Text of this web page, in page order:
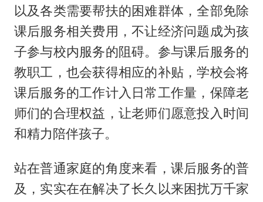
以及各类需要帮扶的困难群体，全部免除
课后服务相关费用，不让经济问题成为孩
子参与校内服务的阻碍。参与课后服务的
教职工，也会获得相应的补贴，学校会将
课后服务的工作计入日常工作量，保障老
师们的合理权益，让老师们愿意投入时间
和精力陪伴孩子。
站在普通家庭的角度来看，课后服务的普
及，实实在在解决了长久以来困扰万千家